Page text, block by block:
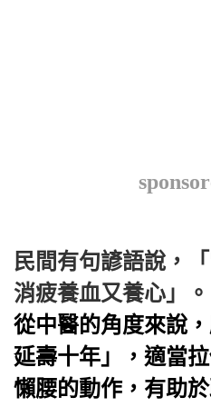
民間有句諺語說，
消疲養血又養心」。
從中醫的角度來說
延壽十年」，適當
懶腰的動作，有助